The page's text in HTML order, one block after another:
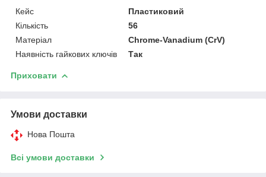
Кейс
Пластиковий
Кількість
56
Матеріал
Chrome-Vanadium (CrV)
Наявність гайкових ключів
Так
Приховати
Умови доставки
Нова Пошта
Всі умови доставки